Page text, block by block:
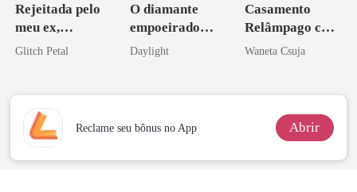
Rejeitada pelo
meu ex,
desejada pelo
Glitch Petal
O diamante
empoeirado
brilha
Daylight
Casamento
Relâmpago com
o Pai da Minha
Waneta Csuja
Reclame seu bônus no App Abrir